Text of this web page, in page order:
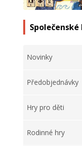
Společenské
Novinky
Předobjednávky
Hry pro děti
Rodinné hry